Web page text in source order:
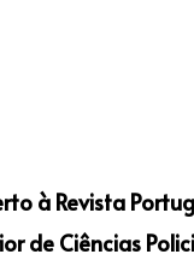
à Revista
de Ciências